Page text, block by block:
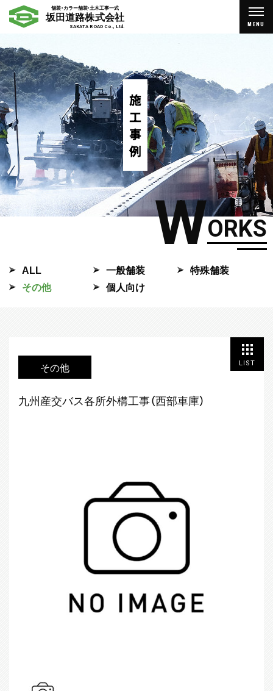
舗装・カラー舗装・土木工事一式
坂田道路株式会社
SAKATA ROAD Co., Ltd.
WORKS
ALL 一般舗装
特殊舗装
その他
個人向け
LIST
その他
九州産交バス各所外構工事（西部車庫）
MENU